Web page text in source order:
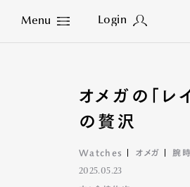
Menu Login
Close
オメガの「
の贅沢
Watches オメガ 腕
2025.05.23